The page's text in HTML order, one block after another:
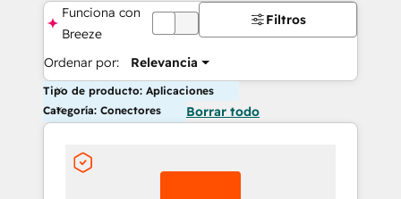
Funciona con
Breeze
DESACTIVADA
Ordenar por: Relevancia
Filtros
Tipo de producto: Aplicaciones
Categoría: Conectores
Borrar todo